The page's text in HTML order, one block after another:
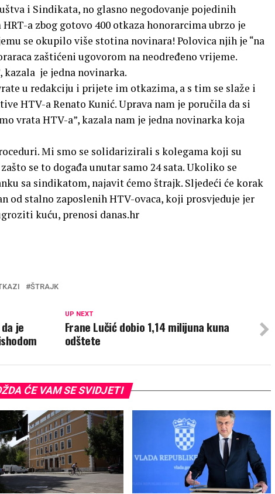
i Sindikata, no glasno negodovanje pojedinih
a zbog gotovo 400 otkaza honorarcima ubrzo je
se okupilo više stotina novinara! Polovica njih je “na
zaštićeni ugovorom na neodređeno vrijeme.
kazala je jedna novinarka.
u redakciju i prijete im otkazima, a s tim se slaže i
HTV-a Renato Kunić. Uprava nam je poručila da si
vrata HTV-a”, kazala nam je jedna novinarka koja
Mi smo se solidarizirali s kolegama koji su
se to događa unutar samo 24 sata. Ukoliko se
sa sindikatom, najavit ćemo štrajk. Sljedeći će korak
od stalno zaposlenih HTV-ovaca, koji prosvjeduje jer
kuću, prenosi danas.hr
ŠTRAJK
UP NEXT
Frane Lučić dobio 1,14 milijuna kuna
odštete
je
ĆE VAM SE SVIDJETI